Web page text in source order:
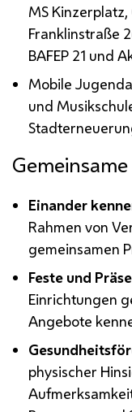
MS Kinzerplatz,
Franklinstraße
BAFEP 21 und
Mobile
und
Einander
Rahmen von
gemeinsamen
Feste und
Einrichtungen
Angebote
physischer